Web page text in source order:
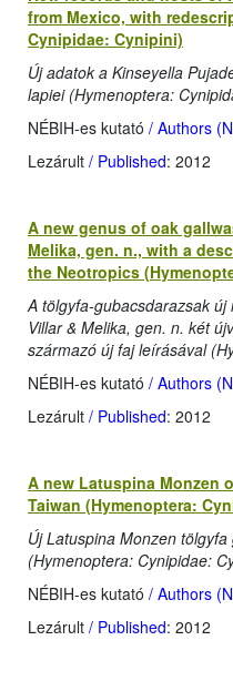
from Mexico, with
Cynipidae: Cynipini)
Új adatok a Kinseyella
lapiei (Hymenoptera:
NÉBIH-es kutató / Authors
Lezárult / Published: 2012
A new genus of oak
Melika, gen. n., with a
the Neotropics
A tölgyfa-gubacsdarazsak
Villar & Melika, gen. n. két
származó új faj leírásával
NÉBIH-es kutató / Authors
Lezárult / Published: 2012
A new Latuspina Monzen
Taiwan (Hymenoptera:
Új Latuspina Monzen
(Hymenoptera: Cynipidae:
NÉBIH-es kutató / Authors
Lezárult / Published: 2012